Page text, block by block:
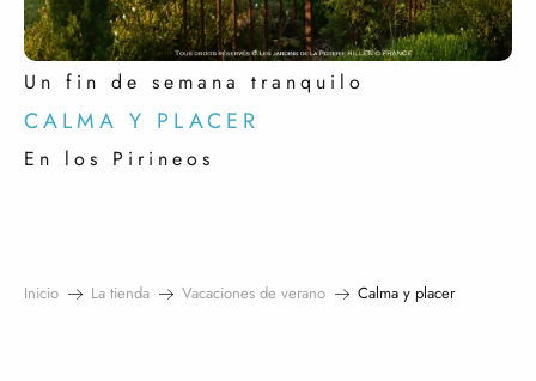
Un fin de semana tranquilo
CALMA Y PLACER
En los Pirineos
Inicio La tienda Vacaciones de verano Calma y placer